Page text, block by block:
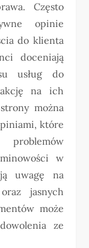
Często
opinie
do klienta
doceniają
usług do
na ich
można
które
w
uwagę na
jasnych
może
ze